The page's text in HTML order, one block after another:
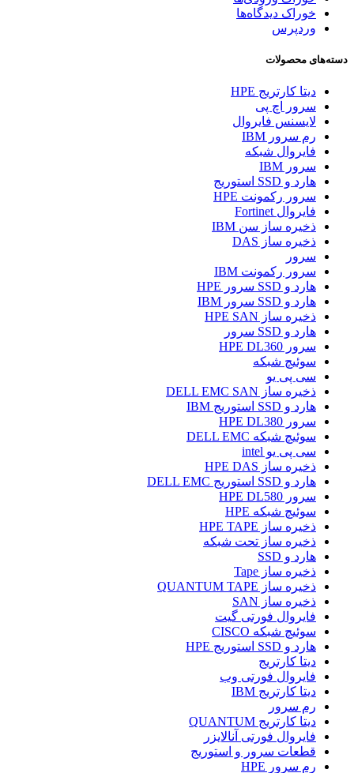
خوراک دیدگاه‌ها
وردپرس
دسته‌های محصولات
دیتا کارتریج HPE
سرور اچ پی
لایسنس فایروال
رم سرور IBM
فایروال شبکه
سرور IBM
هارد و SSD استوریج
سرور رکمونت HPE
فایروال Fortinet
ذخیره ساز سن IBM
ذخیره ساز DAS
سرور
سرور رکمونت IBM
هارد و SSD سرور HPE
هارد و SSD سرور IBM
ذخیره ساز HPE SAN
هارد و SSD سرور
سرور HPE DL360
سوئیچ شبکه
سی پی یو
ذخیره ساز DELL EMC SAN
هارد و SSD استوریج IBM
سرور HPE DL380
سوئیچ شبکه DELL EMC
سی پی یو intel
ذخیره ساز HPE DAS
هارد و SSD استوریج DELL EMC
سرور HPE DL580
سوئیچ شبکه HPE
ذخیره ساز HPE TAPE
ذخیره ساز تحت شبکه
هارد و SSD
ذخیره ساز Tape
ذخیره ساز QUANTUM TAPE
ذخیره ساز SAN
فایروال فورتی گیت
سوئیچ شبکه CISCO
هارد و SSD استوریج HPE
دیتا کارتریج
فایروال فورتی وب
دیتا کارتریج IBM
رم سرور
دیتا کارتریج QUANTUM
فایروال فورتی آنالایزر
قطعات سرور و استوریج
رم سرور HPE